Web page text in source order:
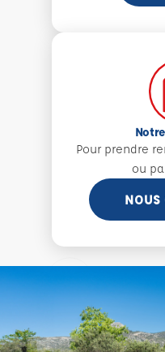
Pour prendre
ou
NOUS